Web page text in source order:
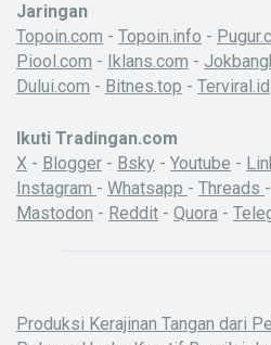
Jaringan
Topoin.com - Topoin.info -
Piool.com - Iklans.com -
Dului.com - Bitnes.top - Terviral.id
Ikuti Tradingan.com
X - Blogger - Bsky - Youtube -
Instagram - Whatsapp - Threads -
Mastodon - Reddit - Quora -
Produksi Kerajinan Tangan dari